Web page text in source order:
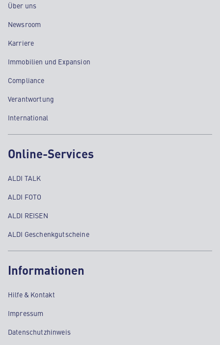
Über uns
Newsroom
Karriere
Immobilien und Expansion
Compliance
Verantwortung
International
Online-Services
ALDI TALK
ALDI FOTO
ALDI REISEN
ALDI Geschenkgutscheine
Informationen
Hilfe & Kontakt
Impressum
Datenschutzhinweis